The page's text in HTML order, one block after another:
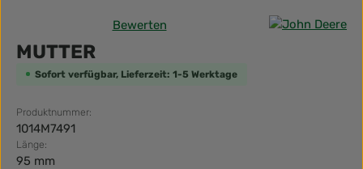
Durchschnittliche Bewertung von 0 von 5 Sternen
Bewerten
MUTTER
Sofort verfügbar, Lieferzeit: 1-5 Werktage
Produktnummer:
1014M7491
Länge:
95 mm